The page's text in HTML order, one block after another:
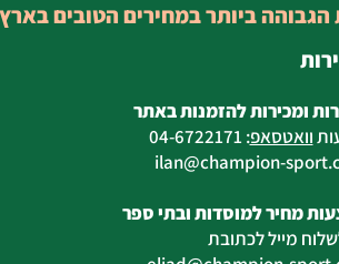
ומכירות להזמנות באתר
וואטסאפ:
04-6722171
@champion-
מחיר למוסדות ובתי ספר
מייל לכתובת
הגבוהה ביותר במחירים הטובים